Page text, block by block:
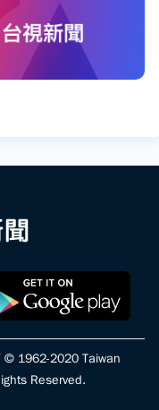
© 1962-2020 Taiwan
Reserved.